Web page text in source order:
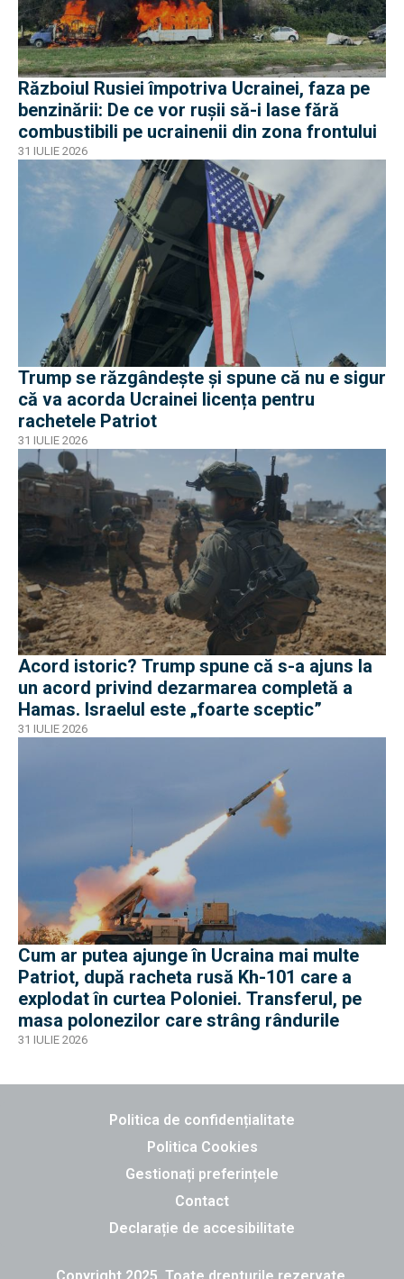
Războiul Rusiei împotriva Ucrainei, faza pe
benzinării: De ce vor rușii să-i lase fără
combustibili pe ucrainenii din zona frontului
31 IULIE 2026
Trump se răzgândește și spune că nu e sigur
că va acorda Ucrainei licența pentru
rachetele Patriot
31 IULIE 2026
Acord istoric? Trump spune că s-a ajuns la
un acord privind dezarmarea completă a
Hamas. Israelul este „foarte sceptic”
31 IULIE 2026
Cum ar putea ajunge în Ucraina mai multe
Patriot, după racheta rusă Kh-101 care a
explodat în curtea Poloniei. Transferul, pe
masa polonezilor care strâng rândurile
31 IULIE 2026
Politica de confidențialitate
Politica Cookies
Gestionați preferințele
Contact
Declarație de accesibilitate
Copyright 2025. Toate drepturile rezervate.